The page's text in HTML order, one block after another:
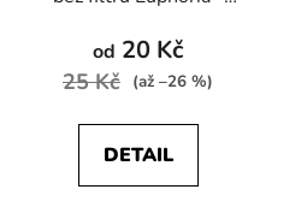
od 20 Kč
25 Kč (až –26 %)
DETAIL